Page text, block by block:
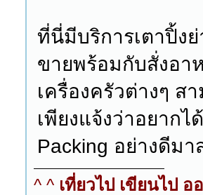
ที่นี่มีบริการเตาปิ้ง
ขายพร้อมกับสั่งอา
เครื่องครัวต่างๆ
เพียงแจ้งว่าอยากไ
Packing อย่างดีม
^ ^ เที่ยวไป เขียนไป